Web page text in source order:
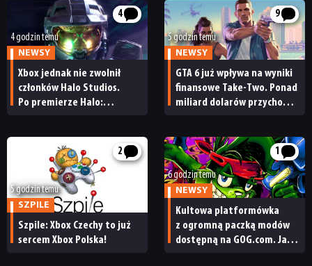
4
4 godzin temu
NEWSY
Xbox jednak nie zwolnił
członków Halo Studios.
Po premierze Halo:
9
5 godzin temu
NEWSY
GTA 6 już wpływa na wyniki
finansowe Take-Two. Ponad
miliard dolarów przychodu
2
5 godzin temu
SZPILE
Szpile: Xbox Czechy to już
sercem Xbox Polska!
1
6 godzin temu
NEWSY
Kultowa platformówka
z ogromną paczką modów
dostępną na GOG.com. Jazz